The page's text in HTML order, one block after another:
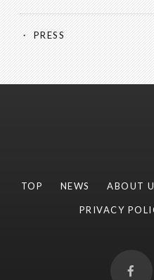
PRESS
TOP NEWS ABOUT
PRIVACY